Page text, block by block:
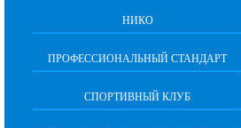
НИКО
ПРОФЕССИОНАЛЬНЫЙ СТАНДАРТ
СПОРТИВНЫЙ КЛУБ